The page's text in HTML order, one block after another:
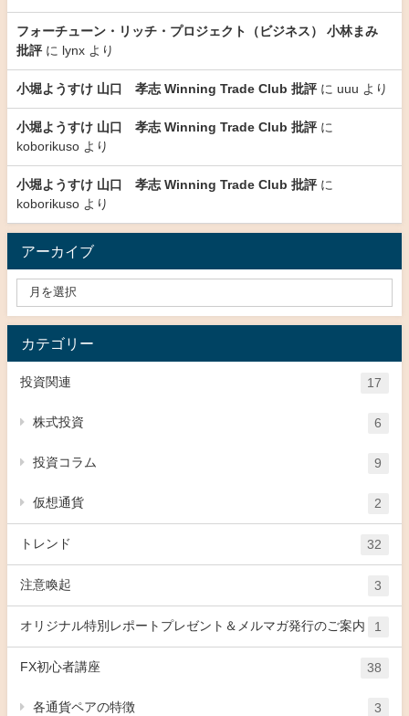
フォーチューン・リッチ・プロジェクト（ビジネス） 小林まみ
批評に lynx より
小堀ようすけ 山口 孝志 Winning Trade Club 批評に uuu より
小堀ようすけ 山口 孝志 Winning Trade Club 批評に
koborikuso より
小堀ようすけ 山口 孝志 Winning Trade Club 批評に
koborikuso より
アーカイブ
カテゴリー
投資関連 17
株式投資 6
投資コラム 9
仮想通貨 2
トレンド 32
注意喚起 3
オリジナル特別レポートプレゼント＆メルマガ発行のご案内 1
FX初心者講座 38
各通貨ペアの特徴 3